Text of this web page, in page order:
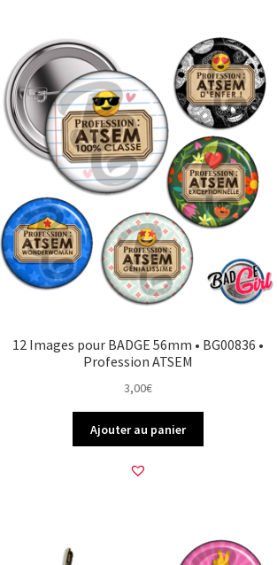
12 Images pour BADGE 56mm • BG00836 •
Profession ATSEM
3,00€
Ajouter au panier